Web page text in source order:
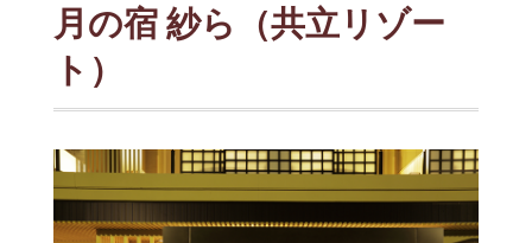
月の宿 紗ら（共立リゾー
ト）